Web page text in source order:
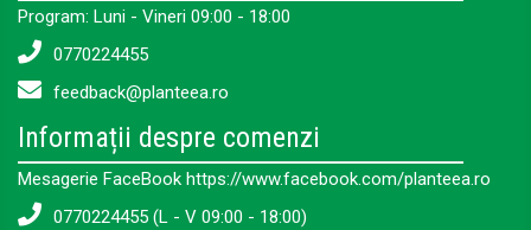
Program: Luni - Vineri 09:00 - 18:00
0770224455
feedback@planteea.ro
Informații despre comenzi
Mesagerie FaceBook https://www.facebook.com/planteea.ro
0770224455 (L - V 09:00 - 18:00)